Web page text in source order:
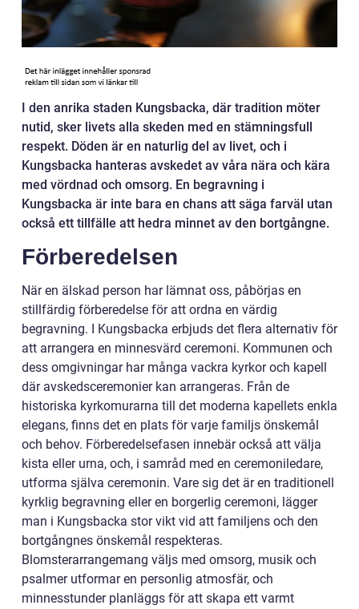
I den anrika staden Kungsbacka, där tradition möter
nutid, sker livets alla skeden med en stämningsfull
respekt. Döden är en naturlig del av livet, och i
Kungsbacka hanteras avskedet av våra nära och kära
med vördnad och omsorg. En begravning i
Kungsbacka är inte bara en chans att säga farväl utan
också ett tillfälle att hedra minnet av den bortgångne.
Förberedelsen
När en älskad person har lämnat oss, påbörjas en
stillfärdig förberedelse för att ordna en värdig
begravning. I Kungsbacka erbjuds det flera alternativ för
att arrangera en minnesvärd ceremoni. Kommunen och
dess omgivningar har många vackra kyrkor och kapell
där avskedsceremonier kan arrangeras. Från de
historiska kyrkomurarna till det moderna kapellets enkla
elegans, finns det en plats för varje familjs önskemål
och behov. Förberedelsefasen innebär också att välja
kista eller urna, och, i samråd med en ceremoniledare,
utforma själva ceremonin. Vare sig det är en traditionell
kyrklig begravning eller en borgerlig ceremoni, lägger
man i Kungsbacka stor vikt vid att familjens och den
bortgångnes önskemål respekteras.
Blomsterarrangemang väljs med omsorg, musik och
psalmer utformar en personlig atmosfär, och
minnesstunder planläggs för att skapa ett varmt